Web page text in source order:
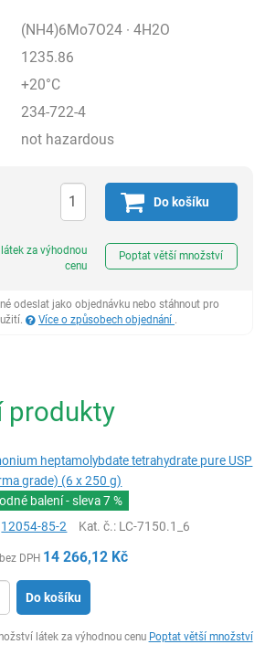
(NH4)6Mo7O24 · 4H2O
1235.86
+20°C
234-722-4
not hazardous
Do košíku
za výhodnou
cenu
Poptat větší množství
odeslat jako objednávku nebo stáhnout pro
Více o způsobech objednání .
produkty
heptamolybdate tetrahydrate pure USP
grade) (6 x 250 g)
balení - sleva7 %
12054-85-2 Kat. č.: LC-7150.1_6
DPH 14 266,12 Kč
Do košíku
látek za výhodnou cenu Poptat větší množství